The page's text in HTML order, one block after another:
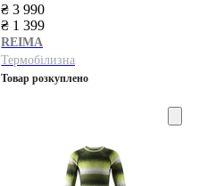
₴ 3 990
₴ 1 399
REIMA
Термобілизна
Товар розкуплено